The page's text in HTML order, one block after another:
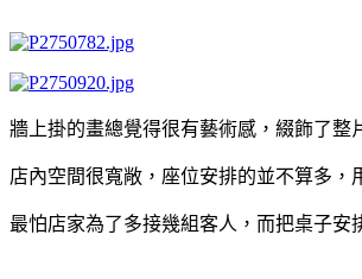
牆上掛的畫總覺得很有藝術感，綴飾了整
店內空間很寬敞，座位安排的並不算多，
最怕店家為了多接幾組客人，而把桌子安